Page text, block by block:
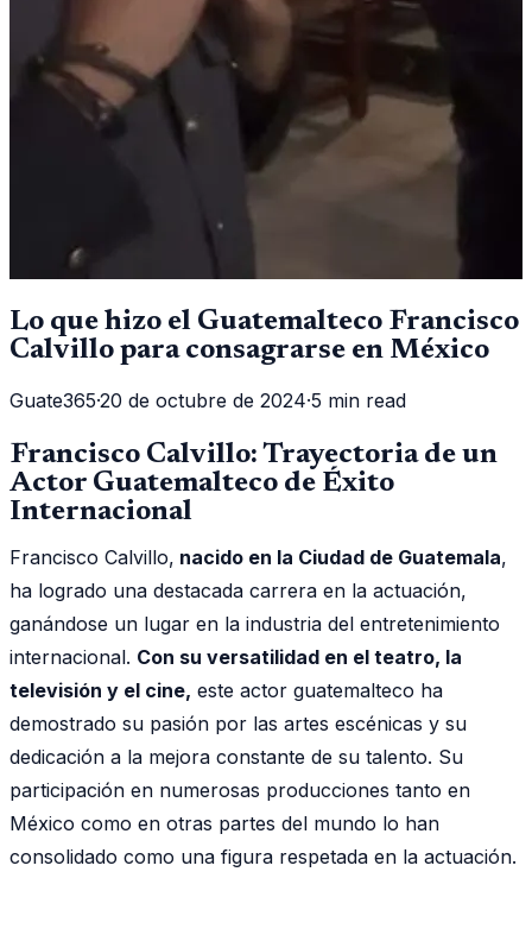
Lo que hizo el Guatemalteco Francisco
Calvillo para consagrarse en México
Guate365·20 de octubre de 2024·5 min read
Francisco Calvillo: Trayectoria de un
Actor Guatemalteco de Éxito
Internacional
Francisco Calvillo, nacido en la Ciudad de Guatemala,
ha logrado una destacada carrera en la actuación,
ganándose un lugar en la industria del entretenimiento
internacional. Con su versatilidad en el teatro, la
televisión y el cine, este actor guatemalteco ha
demostrado su pasión por las artes escénicas y su
dedicación a la mejora constante de su talento. Su
participación en numerosas producciones tanto en
México como en otras partes del mundo lo han
consolidado como una figura respetada en la actuación.